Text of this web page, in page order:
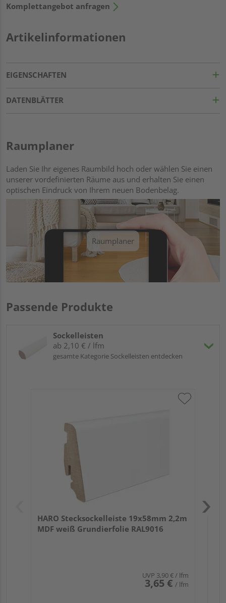
Komplettangebot anfragen
Artikelinformationen
EIGENSCHAFTEN
DATENBLÄTTER
Raumplaner
Laden Sie Ihr eigenes Raumbild hoch oder wählen Sie einen
unserer vordefinierten Räume aus und erhalten Sie einen
optischen Eindruck von Ihrem neuen Bodenbelag.
Raumplaner
Passende Produkte
Sockelleisten
ab 2,10 € / lfm
gesamte Kategorie Sockelleisten entdecken
HARO Stecksockelleiste 19x58mm 2,2m
MDF weiß Grundierfolie RAL9016
UVP 3,90 €/ lfm
3,65 € / lfm